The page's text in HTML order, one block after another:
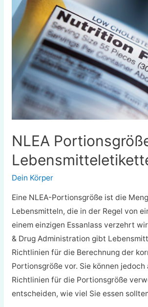
für
Frauen
NLEA
Dein Körper
Eine NLEA-Portionsgröße ist die
Lebensmitteln, die in der Regel von
einem einzigen Essanlass verzehrt
& Drug Administration gibt
Richtlinien für die Berechnung der
Portionsgröße vor. Sie können jedoch
Richtlinien für die Portionsgröße
entscheiden, wie viel Sie essen